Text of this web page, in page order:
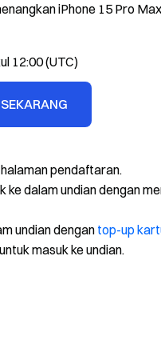
iPhone 15 Pro
12:00 (UTC)
pendaftaran.
ke dalam undian dengan
undian dengan top-up
masuk ke undian.